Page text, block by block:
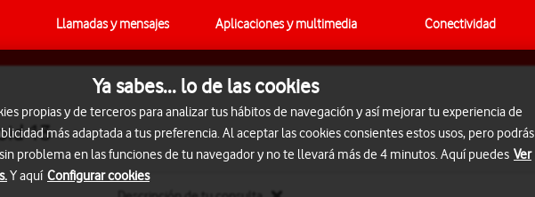
Llamadas y mensajes Aplicaciones y multimedia Conectividad
13
Ya sabes... lo de las cookies
propias y de terceros para analizar tus hábitos de navegación y así mejorar tu experiencia de
más adaptada a tus preferencia. Al aceptar las cookies consientes estos usos, pero podrás
problema en las funciones de tu navegador y no te llevará más de 4 minutos. Aquí puedes Ver
Y aquí Configurar cookies